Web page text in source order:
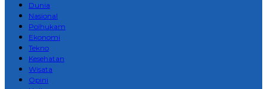
Dunia
Nasional
Polhukam
Ekonomi
Tekno
Kesehatan
Wisata
Opini